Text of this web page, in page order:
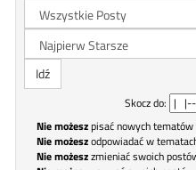
Skocz do:
Nie możeszpisać nowych tematów
Nie możeszodpowiadać w
Nie możeszzmieniać swoich